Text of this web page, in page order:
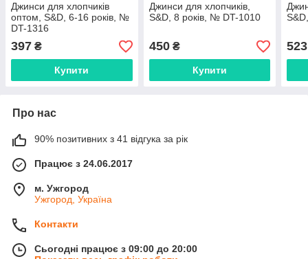
Джинси для хлопчиків
оптом, S&D, 6-16 років, №
DT-1316
397 ₴
Купити
Джинси для хлопчиків,
S&D, 8 років, № DT-1010
450₴
Купити
523
Про нас
90% позитивних з 41 відгука за рік
Працює з 24.06.2017
м. Ужгород
Ужгород, Україна
Контакти
Сьогодні працює з 09:00 до 20:00